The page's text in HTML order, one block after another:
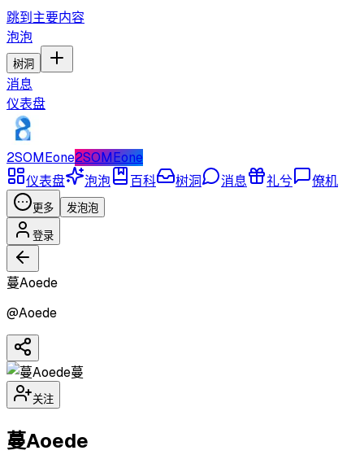
跳到主要内容
泡泡
树洞
消息
仪表盘
2SOMEone2SOMEone
仪表盘
泡泡 百科 树洞 消息 礼兮 僚机
更多 发泡泡
登录
蔓Aoede
@Aoede
蔓
关注
蔓Aoede